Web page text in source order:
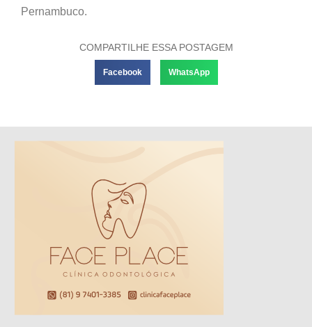
Pernambuco.
COMPARTILHE ESSA POSTAGEM
Facebook WhatsApp